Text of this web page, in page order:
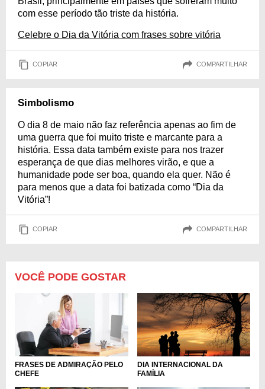
com esse período tão triste da história.
Celebre o Dia da Vitória com frases sobre vitória
COPIAR COMPARTILHAR
Simbolismo
O dia 8 de maio não faz referência apenas ao fim de
uma guerra que foi muito triste e marcante para a
história. Essa data também existe para nos trazer
esperança de que dias melhores virão, e que a
humanidade pode ser boa, quando ela quer. Não é
para menos que a data foi batizada como “Dia da
Vitória”!
COPIAR COMPARTILHAR
VOCÊ PODE GOSTAR
FRASES DE ADMIRAÇÃO PELO
CHEFE
DIA INTERNACIONAL DA
FAMÍLIA